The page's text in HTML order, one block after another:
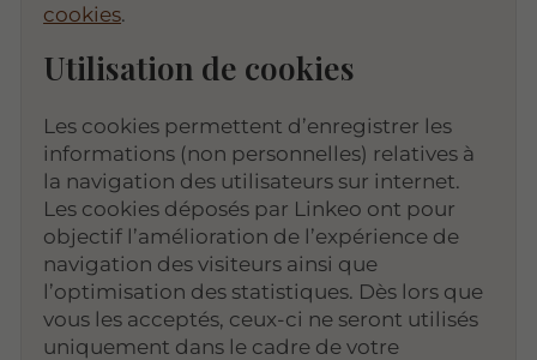
cookies.
Utilisation de cookies
Les cookies permettent d’enregistrer les
informations (non personnelles) relatives à
la navigation des utilisateurs sur internet.
Les cookies déposés par Linkeo ont pour
objectif l’amélioration de l’expérience de
navigation des visiteurs ainsi que
l’optimisation des statistiques. Dès lors que
vous les acceptés, ceux-ci ne seront utilisés
uniquement dans le cadre de votre